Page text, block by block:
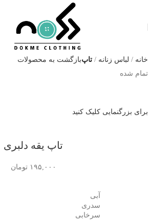
خانه لباس زنانه تاپبازگشت به محصولات
تمام شده
برای بزرگنمایی کلیک کنید
تاپ یقه دلبری
۱۹۵,۰۰۰ تومان
آبی
سدری
سرخابی